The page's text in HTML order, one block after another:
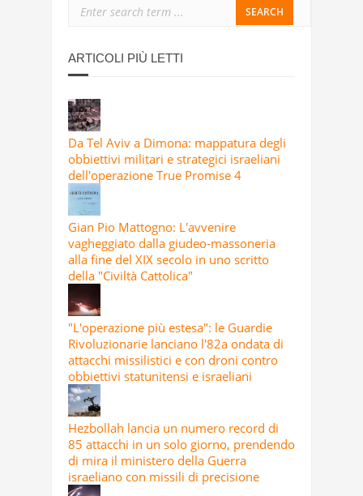
ARTICOLI PIÙ LETTI
Da Tel Aviv a Dimona: mappatura degli
obbiettivi militari e strategici israeliani
dell'operazione True Promise 4
Gian Pio Mattogno: L'avvenire
vagheggiato dalla giudeo-massoneria
alla fine del XIX secolo in uno scritto
della "Civiltà Cattolica"
"L'operazione più estesa": le Guardie
Rivoluzionarie lanciano l'82a ondata di
attacchi missilistici e con droni contro
obbiettivi statunitensi e israeliani
Hezbollah lancia un numero record di
85 attacchi in un solo giorno, prendendo
di mira il ministero della Guerra
israeliano con missili di precisione